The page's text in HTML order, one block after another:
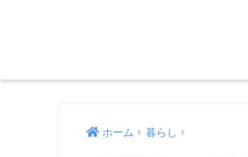
ホーム 暮らし